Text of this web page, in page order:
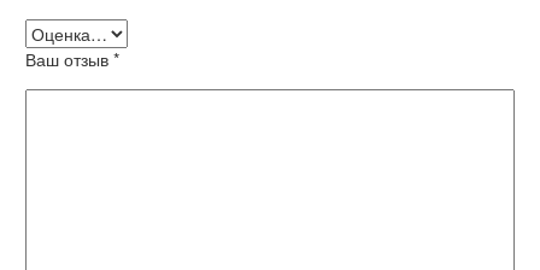
Ваш отзыв *